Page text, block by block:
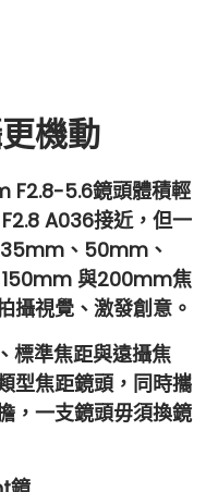
機動
F2.8-5.6鏡頭體積輕
F2.8 A036接近，但一
、50mm、
與200mm焦
攝視覺、激發創意。
準焦距與遠攝焦
型焦距鏡頭，同時攜
，一支鏡頭毋須換鏡